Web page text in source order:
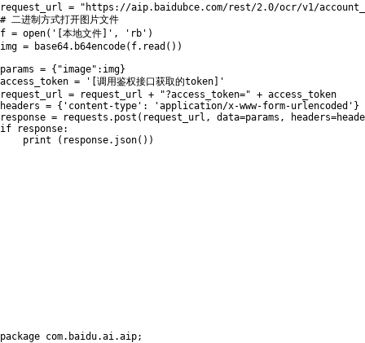
request_url =
"https://aip.baidubce.com/rest/2.0/ocr/v1/
# 二进制方式打开图片文件
f = open( '[本地文件]' , 'rb' )
img = base64. b64encode( f. read ( ) )
params = { "image" : img}
access_token =
'[调用鉴权接口获取的token]'
request_url = request_url + "?access_token=" + access_token
headers = { 'content-type' : 'application/x-www-form-urlencoded' }
response = requests . post ( request_url , data=params , headers=
if response:
print
( response. json( ) )
package com. baidu.ai.aip;